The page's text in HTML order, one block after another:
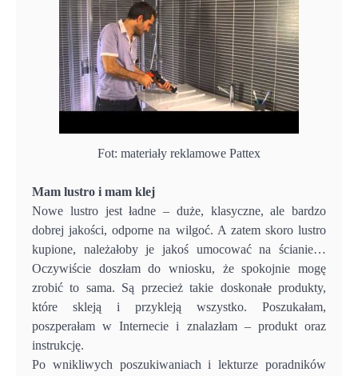
Fot: materiały reklamowe Pattex
Mam lustro i mam klej
Nowe lustro jest ładne – duże, klasyczne, ale bardzo
dobrej jakości, odporne na wilgoć. A zatem skoro lustro
kupione, należałoby je jakoś umocować na ścianie…
Oczywiście doszłam do wniosku, że spokojnie mogę
zrobić to sama. Są przecież takie doskonałe produkty,
które skleją i przykleją wszystko. Poszukałam,
poszperałam w Internecie i znalazłam – produkt oraz
instrukcję.
Po wnikliwych poszukiwaniach i lekturze poradników